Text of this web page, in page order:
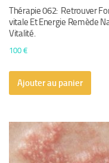
Thérapie 062: Retrouver
vitale Et Energie Remède
Vitalité.
100 €
Ajouter au panier